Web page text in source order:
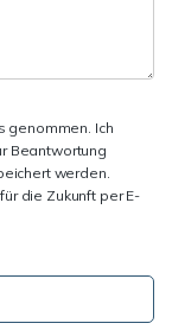
genommen. Ich
Beantwortung
werden.
die Zukunft per E-